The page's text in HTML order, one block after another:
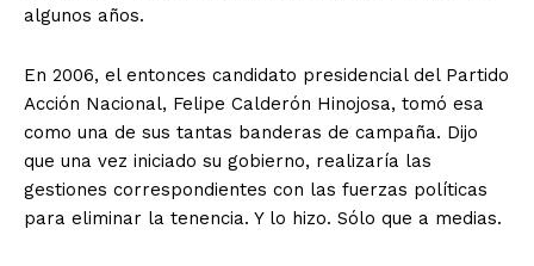
algunos años.
En 2006, el entonces candidato presidencial del Partido
Acción Nacional, Felipe Calderón Hinojosa, tomó esa
como una de sus tantas banderas de campaña. Dijo
que una vez iniciado su gobierno, realizaría las
gestiones correspondientes con las fuerzas políticas
para eliminar la tenencia. Y lo hizo. Sólo que a medias.